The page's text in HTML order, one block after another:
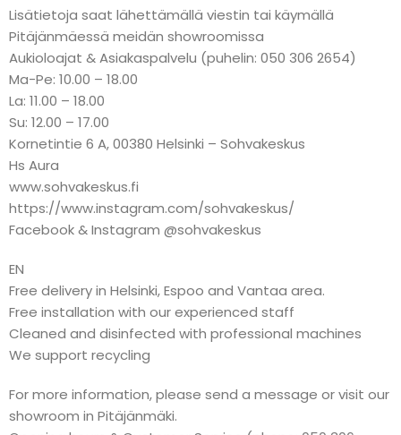
Lisätietoja saat lähettämällä viestin tai käymällä
Pitäjänmäessä meidän showroomissa
Aukioloajat & Asiakaspalvelu (puhelin: 050 306 2654)
Ma-Pe: 10.00 – 18.00
La: 11.00 – 18.00
Su: 12.00 – 17.00
Kornetintie 6 A, 00380 Helsinki – Sohvakeskus
Hs Aura
www.sohvakeskus.fi
https://www.instagram.com/sohvakeskus/
Facebook & Instagram @sohvakeskus
EN
Free delivery in Helsinki, Espoo and Vantaa area.
Free installation with our experienced staff
Cleaned and disinfected with professional machines
We support recycling
For more information, please send a message or visit our
showroom in Pitäjänmäki.